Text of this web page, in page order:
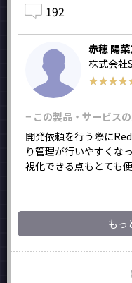
192
赤穂 陽
株式会社
− この製品・サービス
開発依頼を行う際に
り管理が行いやすくな
視化できる点もとても便
もっ